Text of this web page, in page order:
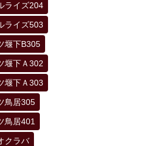
ライズ204
ライズ503
堰下B305
堰下Ａ302
堰下Ａ303
鳥居305
鳥居401
クラバ